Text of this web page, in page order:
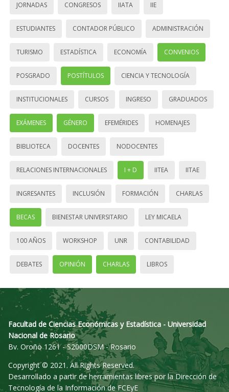
JORNADAS CONGRESOS IIATA IIE
ESTUDIANTES CONTADOR PÚBLICO ADMINISTRACIÓN
TURISMO ESTADÍSTICA ECONOMÍA CONVENIOS
POSGRADO POSTÍTULOS CIENCIA Y TECNOLOGÍA
INSTITUCIONALES CURSOS INGRESO GRADUADOS
EXÁMENES GÉNERO EFEMÉRIDES HOMENAJES
BIBLIOTECA DOCENTES NODOCENTES
RELACIONES INTERNACIONALES I + D IITEA IITAE
INGRESANTES INCLUSIÓN FORMACIÓN CHARLAS
BECAS BIENESTAR UNIVERSITARIO LEY MICAELA
100 AÑOS WORKSHOP UNR CONTABILIDAD
DEBATES OPINIÓN CHARLAS LIBROS
Facultad de Ciencias Económicas y Estadística - Universidad
Nacional de Rosario
Bv. Oroño 1261 - S2000DSM - Rosario
Copyright © 2021. All Rights Reserved.
Desarrollado a partir de herramientas libres por la Dirección de
Tecnología de la Información de FCEyE